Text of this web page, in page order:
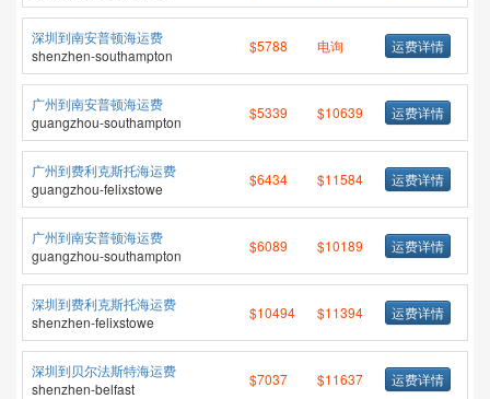
深圳到南安普顿海运费
shenzhen-southampton
$5788 电询 运费详情
广州到南安普顿海运费
guangzhou-southampton
$5339 $10639 运费详情
广州到费利克斯托海运费
guangzhou-felixstowe
$6434 $11584 运费详情
广州到南安普顿海运费
guangzhou-southampton
$6089 $10189 运费详情
深圳到费利克斯托海运费
shenzhen-felixstowe
$10494 $11394 运费详情
深圳到贝尔法斯特海运费
shenzhen-belfast
$7037 $11637 运费详情